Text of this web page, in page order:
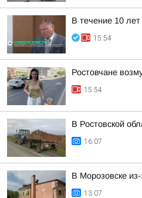
В течение 10
15:54
Ростовчане
15:54
В Ростовской
16:07
В Морозовске
13:07